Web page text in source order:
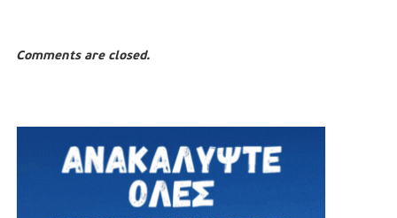
Comments are closed.